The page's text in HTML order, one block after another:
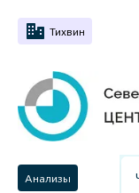
Тихвин
Анализы